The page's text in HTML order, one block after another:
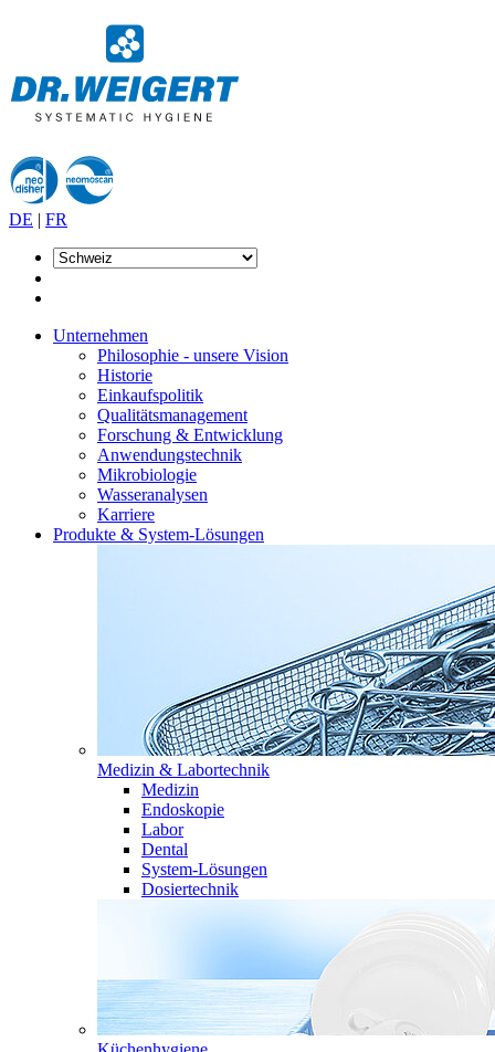
DE | FR
Unternehmen
Philosophie - unsere Vision
Historie
Einkaufspolitik
Qualitätsmanagement
Forschung & Entwicklung
Anwendungstechnik
Mikrobiologie
Wasseranalysen
Karriere
Produkte & System-Lösungen
Medizin & Labortechnik
Medizin
Endoskopie
Labor
Dental
System-Lösungen
Dosiertechnik